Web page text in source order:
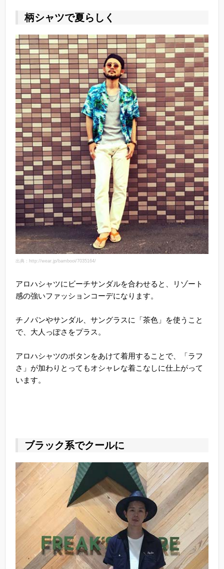
柄シャツで夏らしく
出典：http://wear.jp/bambooi/7035164/
アロハシャツにビーチサンダルを合わせると、リゾート
感の強いファッションコーデになります。
チノパンやサンダル、サングラスに「茶色」を使うこと
で、大人っぽさをプラス。
アロハシャツのボタンをあけて着用することで、「ラフ
さ」が加わりとってもオシャレな着こなしに仕上がって
います。
ブラック系でクールに